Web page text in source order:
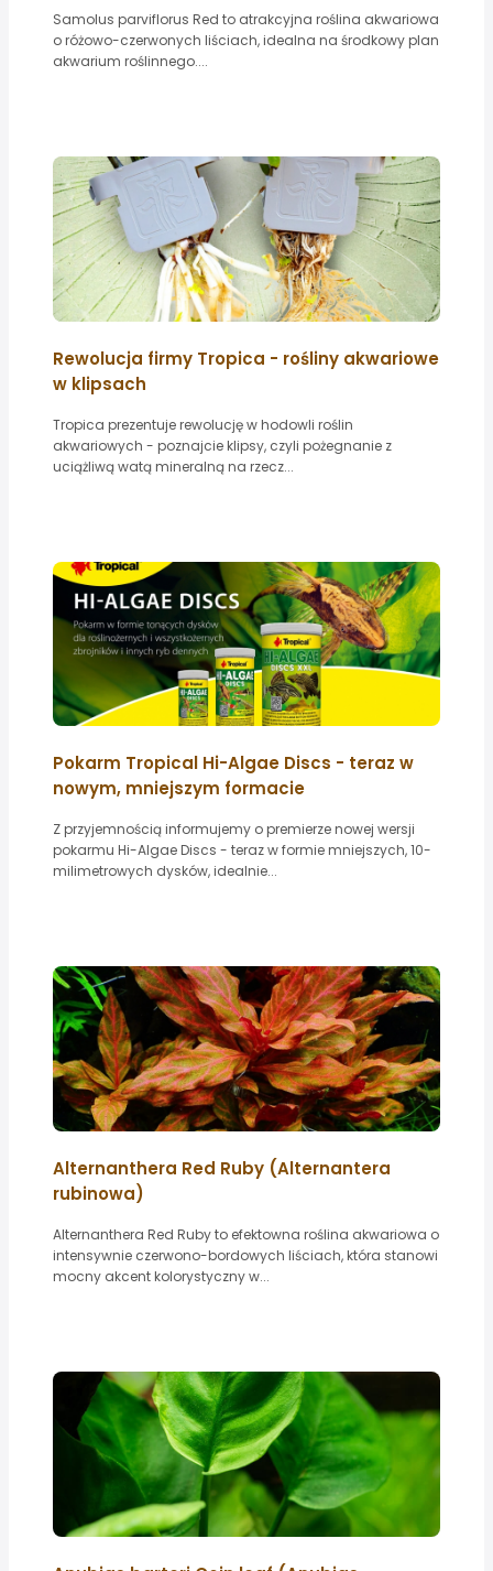
Samolus parviflorus Red to atrakcyjna roślina akwariowa
o różowo-czerwonych liściach, idealna na środkowy plan
akwarium roślinnego....
Rewolucja firmy Tropica - rośliny akwariowe
w klipsach
Tropica prezentuje rewolucję w hodowli roślin
akwariowych - poznajcie klipsy, czyli pożegnanie z
uciążliwą watą mineralną na rzecz...
Pokarm Tropical Hi-Algae Discs - teraz w
nowym, mniejszym formacie
Z przyjemnością informujemy o premierze nowej wersji
pokarmu Hi-Algae Discs - teraz w formie mniejszych, 10-
milimetrowych dysków, idealnie...
Alternanthera Red Ruby (Alternantera
rubinowa)
Alternanthera Red Ruby to efektowna roślina akwariowa o
intensywnie czerwono-bordowych liściach, która stanowi
mocny akcent kolorystyczny w...